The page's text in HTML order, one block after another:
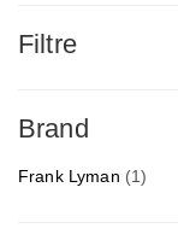
Filtre
Brand
Frank Lyman (1)